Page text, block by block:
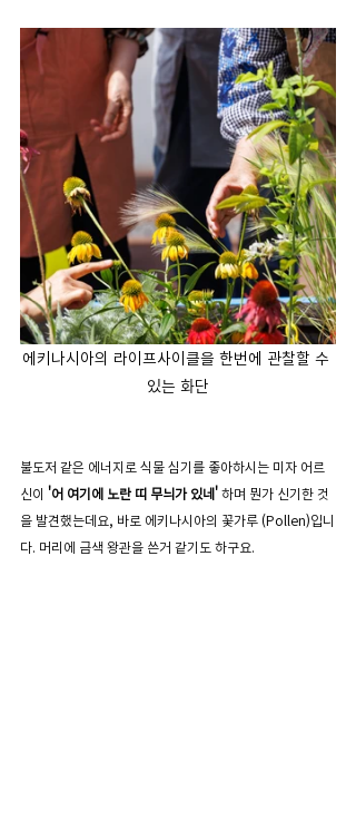
에키나시아의 라이프사이클을 한번에 관찰할 수
있는 화단
불도저 같은 에너지로 식물 심기를 좋아하시는 미자 어르
신이 '어 여기에 노란 띠 무늬가 있네' 하며 뭔가 신기한 것
을 발견했는데요, 바로 에키나시아의 꽃가루 (Pollen)입니
다. 머리에 금색 왕관을 쓴거 같기도 하구요.